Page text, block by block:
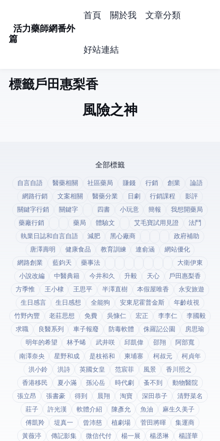
活力藥師網番外
篇
首頁 關於我 文章分類
好站連結
標籤: 戶田惠梨香 (1)
風險之神
全部標籤
自言自語 醫藥相關 社區藥局 賺錢 行銷 創業
論語
網路行銷
文案相關 醫藥分業 日劇 行銷課程
影評
關鍵字行銷
關鍵字 四書 小玩意 簡報
我想開藥局
藥廠行銷
藥局 體驗文 艾毛寶試用見證
法鬥
執業日誌和自言自語
減肥 黑心廠商
政府補助
唐澤壽明
健康食品 教育訓練 連俞涵
網站優化
網路創業
藍鈞天 藥事法
大衛伊東
小說改編
中醫典籍 今井和久 升毅 天心
戶田惠梨香
方季惟
王小棣 王思平 半澤直樹 本假屋唯香
永安旅遊
生日感言
生日感想 全能狗 安東尼霍普金斯
年齡歧視
竹野內豐
老莊思想 免費 吳慷仁 宏正 李李仁
李國毅
求職
良醫系列 車子報廢 防毒軟體 侏羅記公園
房思瑜
明年的希望
林予晞 武井咲 邱凱偉 邵翔
阿部寬
南澤奈央
星野和成 是枝裕和 柬埔寨 柯叔元
柯貞年
洪小鈴
洪詩 英國女皇 范宸菲 風景
香川照之
香港移民
夏小滿 孫沁岳 時代劇 蚤不到
動物醫院
張立昂
張書豪 得到app 晨翔 淘寶 深田恭子
清野菜名
莊子
許光漢 軟體介紹 陳彥允 魚油
麻生久美子
傅凱羚
堤真一 曾沛慈 植劇場 菅田將暉
集運商
黃薇渟
傳記影集 微信代付 楊一展 楊丞琳 楊謹華